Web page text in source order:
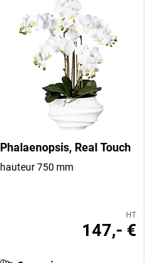
Phalaenopsis, Real Touch
hauteur 750 mm
HT
147,- €